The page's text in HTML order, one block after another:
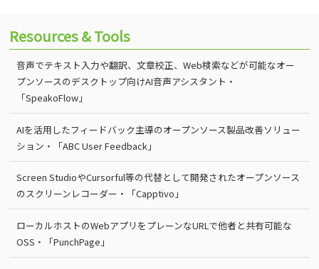
Resources & Tools
音声でテキスト入力や翻訳、文章校正、Web検索などが可能なオー
プンソースのデスクトップ向けAI音声アシスタント・
「SpeakoFlow」
AIを活用したフィードバック主導のオープンソース製品改善ソリュー
ション・「ABC User Feedback」
Screen StudioやCursorful等の代替として開発されたオープンソース
のスクリーンレコーダー・「Capptivo」
ローカルホストのWebアプリをプレーンなURLで他者と共有可能な
OSS・「PunchPage」